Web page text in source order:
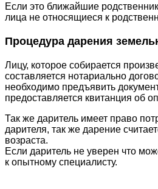
Если это ближайшие
лица не относящиеся к
Процедура дарения
Лицу, которое собирается
составляется нотариально
необходимо предъявить
предоставляется квитанция об
Так же даритель имеет право
дарителя, так же дарение
возраста.
Если даритель не уверен что
к опытному специалисту.